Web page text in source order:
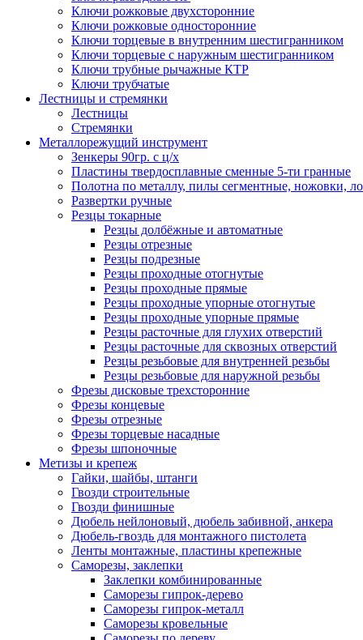
Ключи рожковые двухсторонние
Ключи рожковые односторонние
Ключи торцевые в внутренним шестигранником
Ключи торцевые с наружным шестигранником
Ключи трубные рычажные КТР
Ключи трубчатые
Лестницы и стремянки
Лестницы
Стремянки
Металлорежущий инструмент
Зенкеры 90гр. с ц/х
Пластины твердосплавные сменные 5-ти гранные
Полотна по металлу, пилы сегментные, ножовки,
Развертки ручные
Резцы токарные
Резцы долбёжные и автоматные
Резцы отрезные
Резцы подрезные
Резцы проходные отогнутые
Резцы проходные прямые
Резцы проходные упорные отогнутые
Резцы проходные упорные прямые
Резцы расточные для глухих отверстий
Резцы расточные для сквозных отверстий
Резцы резьбовые для внутренней резьбы
Резцы резьбовые для наружной резьбы
Фрезы дисковые трехсторонние
Фрезы концевые
Фрезы отрезные
Фрезы торцевые насадные
Фрезы шпоночные
Метизы и крепеж
Гайки, шайбы, штанги
Гвозди строительные
Гвозди финишные
Дюбель нейлоновый, дюбель забивной, анкера
Дюбель-гвоздь для монтажного пистолета
Ленты монтажные, пластины крепежные
Саморезы, заклепки
Заклепки комбинированные
Саморезы гипрок-дерево
Саморезы гипрок-металл
Саморезы кровельные